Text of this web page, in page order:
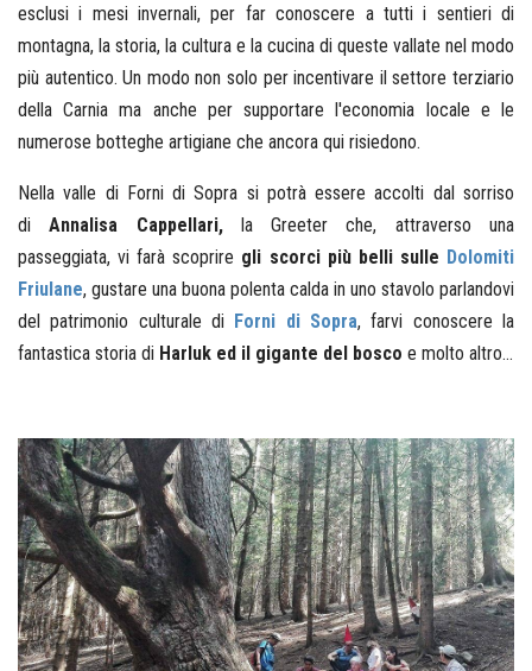
esclusi i mesi invernali, per far conoscere a tutti i sentieri di
montagna, la storia, la cultura e la cucina di queste vallate nel modo
più autentico. Un modo non solo per incentivare il settore terziario
della Carnia ma anche per supportare l'economia locale e le
numerose botteghe artigiane che ancora qui risiedono.
Nella valle di Forni di Sopra si potrà essere accolti dal sorriso
diAnnalisa Cappellari,la Greeter che, attraverso una
passeggiata, vi farà scoprire gli scorci più belli sulle Dolomiti
Friulane, gustare una buona polenta calda in uno stavolo parlandovi
del patrimonio culturale di Forni di Sopra, farvi conoscere la
fantastica storia di Harluk ed il gigante del bosco e molto altro...